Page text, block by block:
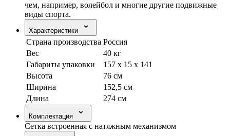
чем, например, волейбол и многие другие подвижные
виды спорта.
Характеристики
Страна производства Россия
Вес
40 кг
Габариты упаковки
157 х 15 х 141
Высота
76 см
Ширина
152,5 см
Длина
274 см
Комплектация
Сетка встроенная с натяжным механизмом